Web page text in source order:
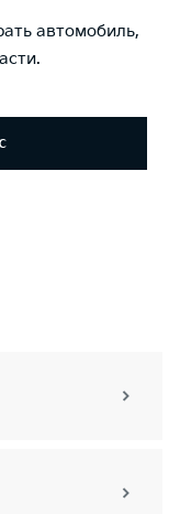
автомобиль,